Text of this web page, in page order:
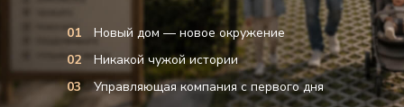
01
Новый дом — новое окружение
02
Никакой чужой истории
03
Управляющая компания с первого дня